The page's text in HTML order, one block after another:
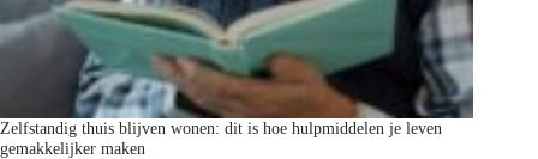
Zelfstandig thuis blijven wonen: dit is hoe hulpmiddelen je leven
gemakkelijker maken